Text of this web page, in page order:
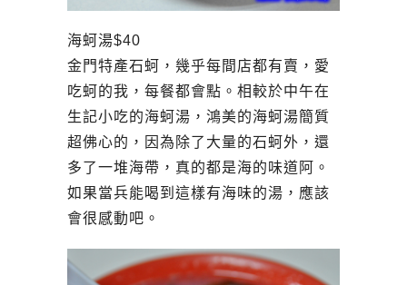
海蚵湯$40
金門特產石蚵，幾乎每間店都有賣，愛
吃蚵的我，每餐都會點。相較於中午在
生記小吃的海蚵湯，鴻美的海蚵湯簡質
超佛心的，因為除了大量的石蚵外，還
多了一堆海帶，真的都是海的味道阿。
如果當兵能喝到這樣有海味的湯，應該
會很感動吧。